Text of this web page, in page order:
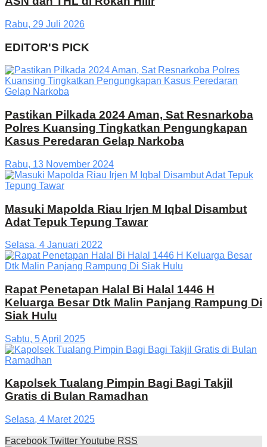
Rabu, 29 Juli 2026
EDITOR'S PICK
Pastikan Pilkada 2024 Aman, Sat Resnarkoba
Polres Kuansing Tingkatkan Pengungkapan
Kasus Peredaran Gelap Narkoba
Rabu, 13 November 2024
Masuki Mapolda Riau Irjen M Iqbal Disambut
Adat Tepuk Tepung Tawar
Selasa, 4 Januari 2022
Rapat Penetapan Halal Bi Halal 1446 H
Keluarga Besar Dtk Malin Panjang Rampung Di
Siak Hulu
Sabtu, 5 April 2025
Kapolsek Tualang Pimpin Bagi Bagi Takjil
Gratis di Bulan Ramadhan
Selasa, 4 Maret 2025
Facebook Twitter Youtube RSS